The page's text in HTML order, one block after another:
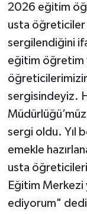
2026 eğitim
usta öğreticiler
sergilendiğini
eğitim öğretim
öğreticilerimizin
sergisindeyiz.
sergi oldu. Yıl
emekle
usta
Eğitim
ediyorum"